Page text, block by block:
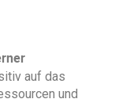
auf das
und